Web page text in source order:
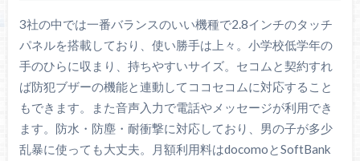
3社の中では一番バランスのいい機種で2.8インチのタッチ
パネルを搭載しており、使い勝手は上々。小学校低学年の
手のひらに収まり、持ちやすいサイズ。セコムと契約すれ
ば防犯ブザーの機能と連動してココセコムに対応すること
もできます。また音声入力で電話やメッセージが利用でき
ます。防水・防塵・耐衝撃に対応しており、男の子が多少
乱暴に使っても大丈夫。月額利用料はdocomoとSoftBank